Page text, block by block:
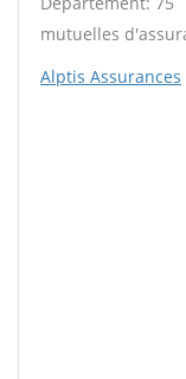
mutuelles
Alptis Assurances